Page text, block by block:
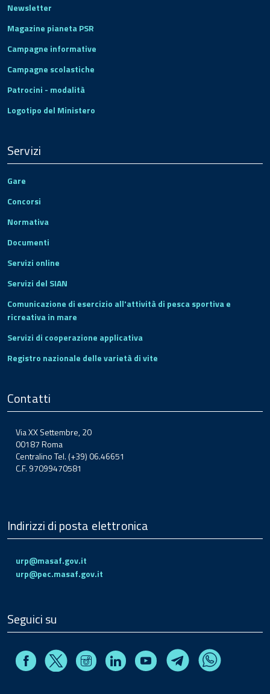
Newsletter
Magazine pianeta PSR
Campagne informative
Campagne scolastiche
Patrocini - modalità
Logotipo del Ministero
Servizi
Gare
Concorsi
Normativa
Documenti
Servizi online
Servizi del SIAN
Comunicazione di esercizio all'attività di pesca sportiva e
ricreativa in mare
Servizi di cooperazione applicativa
Registro nazionale delle varietà di vite
Contatti
Via XX Settembre, 20
00187 Roma
Centralino Tel. (+39) 06.46651
C.F. 97099470581
Indirizzi di posta elettronica
urp@masaf.gov.it
urp@pec.masaf.gov.it
Seguici su
FacebookX InstagramLinkedin Youtube TelegramWhatsapp